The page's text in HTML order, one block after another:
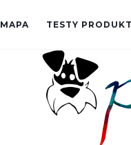
MAPA TESTY